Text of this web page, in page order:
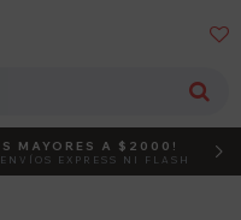

EL CÓDIGO
MAYORES A $2000!
EXPRESS NI FLASH